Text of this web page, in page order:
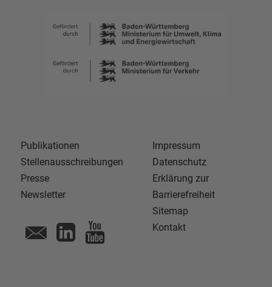
Publikationen
Stellenausschreibungen
Presse
Newsletter
Impressum
Datenschutz
Erklärung zur
Barrierefreiheit
Sitemap
Kontakt